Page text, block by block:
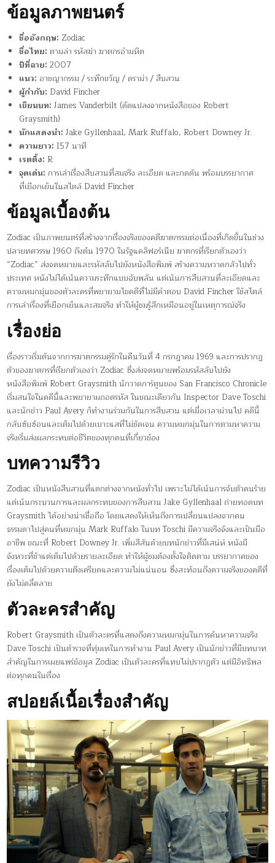
ข้อมูลภาพยนตร์
ชื่ออังกฤษ: Zodiac
ชื่อไทย: ตามล่า รหัสฆ่า ฆาตกรอำมหิต
ปีที่ฉาย: 2007
แนว: อาชญากรรม / ระทึกขวัญ / ดราม่า / สืบสวน
ผู้กำกับ: David Fincher
เขียนบท: James Vanderbilt (ดัดแปลงจากหนังสือของ Robert
Graysmith)
นักแสดงนำ: Jake Gyllenhaal, Mark Ruffalo, Robert Downey Jr.
ความยาว: 157 นาที
เรตติ้ง: R
จุดเด่น: การเล่าเรื่องสืบสวนที่สมจริง ละเอียด และกดดัน พร้อมบรรยากาศ
ที่เยือกเย็นในสไตล์ David Fincher
ข้อมูลเบื้องต้น
Zodiac เป็นภาพยนตร์ที่สร้างจากเรื่องจริงของคดีฆาตกรรมต่อเนื่องที่เกิดขึ้นในช่วง
ปลายทศวรรษ 1960 ถึงต้น 1970 ในรัฐแคลิฟอร์เนีย ฆาตกรที่เรียกตัวเองว่า
“Zodiac” ส่งจดหมายและรหัสลับไปยังหนังสือพิมพ์ สร้างความหวาดกลัวไปทั่ว
ประเทศ หนังไม่ได้เน้นความระทึกแบบฉับพลัน แต่เน้นการสืบสวนที่ละเอียดและ
ความหมกมุ่นของตัวละครที่พยายามไขคดีที่ไม่มีคำตอบ David Fincher ใช้สไตล์
การเล่าเรื่องที่เยือกเย็นและสมจริง ทำให้ผู้ชมรู้สึกเหมือนอยู่ในเหตุการณ์จริง
เรื่องย่อ
เรื่องราวเริ่มต้นจากการฆาตกรรมคู่รักในคืนวันที่ 4 กรกฎาคม 1969 และการปรากฏ
ตัวของฆาตกรที่เรียกตัวเองว่า Zodiac ซึ่งส่งจดหมายพร้อมรหัสลับไปยัง
หนังสือพิมพ์ Robert Graysmith นักวาดการ์ตูนของ San Francisco Chronicle
เริ่มสนใจในคดีนี้และพยายามถอดรหัส ในขณะเดียวกัน Inspector Dave Toschi
และนักข่าว Paul Avery ก็ทำงานร่วมกันในการสืบสวน แต่เมื่อเวลาผ่านไป คดีนี้
กลับซับซ้อนและเต็มไปด้วยเบาะแสที่ไม่ชัดเจน ความหมกมุ่นในการตามหาความ
จริงเริ่มส่งผลกระทบต่อชีวิตของทุกคนที่เกี่ยวข้อง
บทความรีวิว
Zodiac เป็นหนังสืบสวนที่แตกต่างจากหนังทั่วไป เพราะไม่ได้เน้นการจับตัวคนร้าย
แต่เน้นกระบวนการและผลกระทบของการสืบสวน Jake Gyllenhaal ถ่ายทอดบท
Graysmith ได้อย่างน่าเชื่อถือ โดยแสดงให้เห็นถึงการเปลี่ยนแปลงจากคน
ธรรมดาไปสู่คนที่หมกมุ่น Mark Ruffalo ในบท Toschi มีความจริงจังและเป็นมือ
อาชีพ ขณะที่ Robert Downey Jr. เพิ่มสีสันด้วยบทนักข่าวที่มีเสน่ห์ หนังมี
จังหวะที่ช้าแต่เต็มไปด้วยรายละเอียด ทำให้ผู้ชมต้องตั้งใจติดตาม บรรยากาศของ
เรื่องเต็มไปด้วยความตึงเครียดและความไม่แน่นอน ซึ่งสะท้อนถึงความจริงของคดีที่
ยังไม่คลี่คลาย
ตัวละครสำคัญ
Robert Graysmith เป็นตัวละครที่แสดงถึงความหมกมุ่นในการค้นหาความจริง
Dave Toschi เป็นตำรวจที่ทุ่มเทในการทำงาน Paul Avery เป็นนักข่าวที่มีบทบาท
สำคัญในการเผยแพร่ข้อมูล Zodiac เป็นตัวละครที่แทบไม่ปรากฏตัว แต่มีอิทธิพล
ต่อทุกคนในเรื่อง
สปอยล์เนื้อเรื่องสำคัญ